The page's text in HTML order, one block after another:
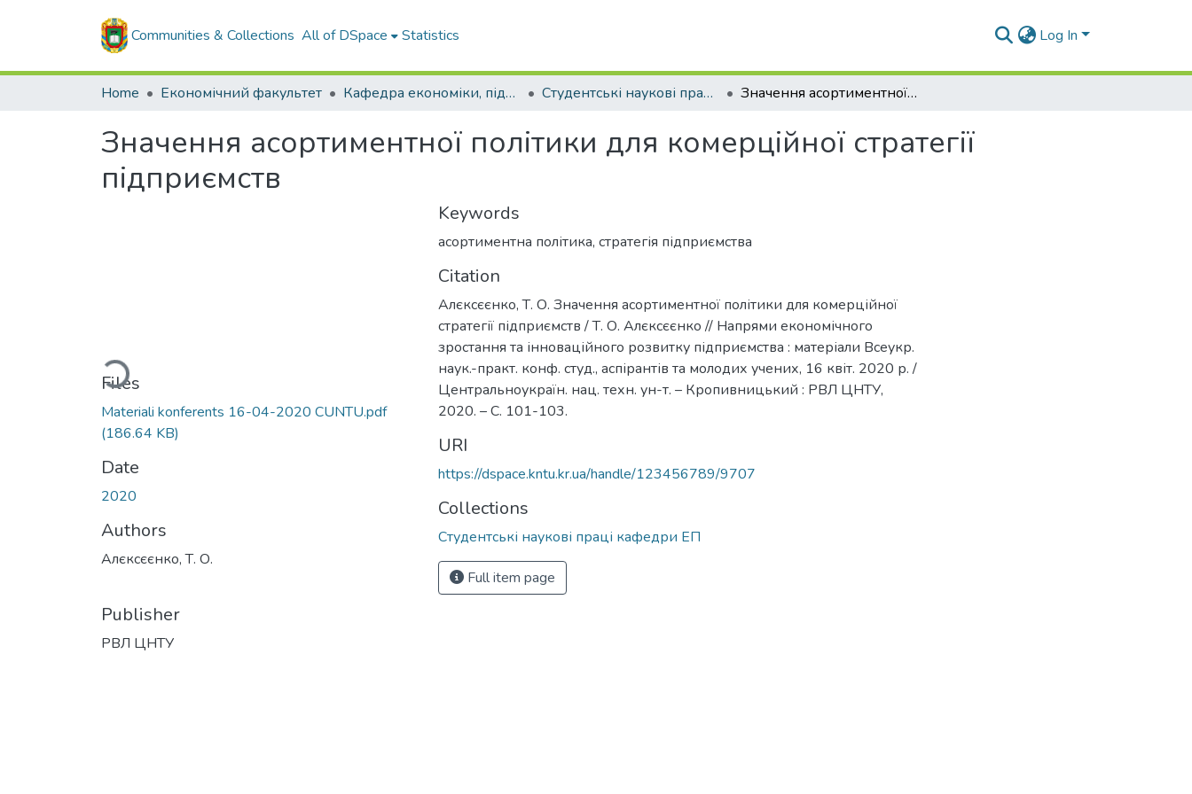
Communities & Collections All of DSpace Statistics Log In
Home Економічний факультет Кафедра економіки, підприємництва та готельно-ресторанної справи Студентські наукові праці кафедри ЕП Значення асортиментної політики для комерційної стратегії підприємств
Значення асортиментної політики для комерційної стратегії
підприємств
Loading...
Files
Materiali konferents 16-04-2020 CUNTU.pdf
(186.64 KB)
Date
2020
Authors
Алєксєєнко, Т. О.
Publisher
РВЛ ЦНТУ
Keywords
асортиментна політика, стратегія підприємства
Citation
Алєксєєнко, Т. О. Значення асортиментної політики для комерційної
стратегії підприємств / Т. О. Алєксєєнко // Напрями економічного
зростання та інноваційного розвитку підприємства : матеріали Всеукр.
наук.-практ. конф. студ., аспірантів та молодих учених, 16 квіт. 2020 р. /
Центральноукраїн. нац. техн. ун-т. – Кропивницький : РВЛ ЦНТУ,
2020. – С. 101-103.
URI
https://dspace.kntu.kr.ua/handle/123456789/9707
Collections
Студентські наукові праці кафедри ЕП
Full item page